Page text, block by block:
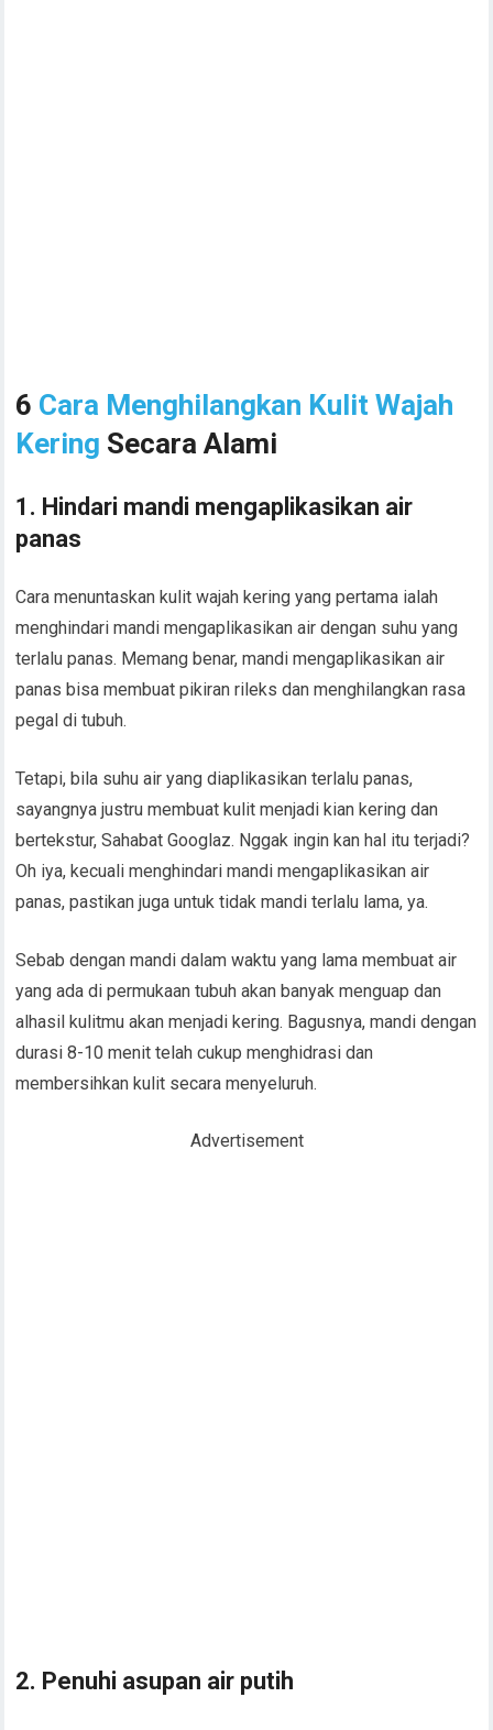
6 Cara Menghilangkan Kulit Wajah
Kering Secara Alami
1. Hindari mandi mengaplikasikan air
panas
Cara menuntaskan kulit wajah kering yang pertama ialah
menghindari mandi mengaplikasikan air dengan suhu yang
terlalu panas. Memang benar, mandi mengaplikasikan air
panas bisa membuat pikiran rileks dan menghilangkan rasa
pegal di tubuh.
Tetapi, bila suhu air yang diaplikasikan terlalu panas,
sayangnya justru membuat kulit menjadi kian kering dan
bertekstur, Sahabat Googlaz. Nggak ingin kan hal itu terjadi?
Oh iya, kecuali menghindari mandi mengaplikasikan air
panas, pastikan juga untuk tidak mandi terlalu lama, ya.
Sebab dengan mandi dalam waktu yang lama membuat air
yang ada di permukaan tubuh akan banyak menguap dan
alhasil kulitmu akan menjadi kering. Bagusnya, mandi dengan
durasi 8-10 menit telah cukup menghidrasi dan
membersihkan kulit secara menyeluruh.
Advertisement
2. Penuhi asupan air putih